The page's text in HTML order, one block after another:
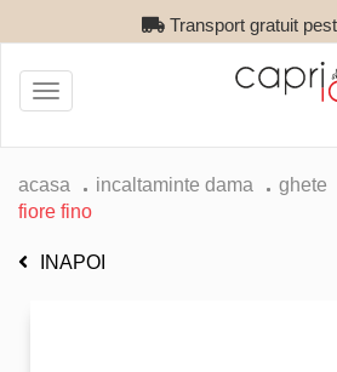
Transport gratuit
Toggle
navigation
acasa incaltaminte dama ghete
fiore fino
INAPOI